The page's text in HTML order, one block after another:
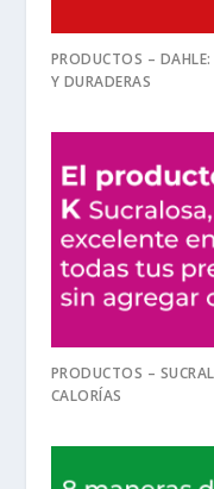
PRODUCTOS –
Y DURADERAS
PRODUCTOS –
CALORÍAS